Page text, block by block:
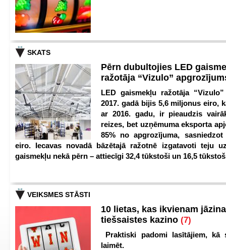
SKATS
Pērn dubultojies LED
ražotāja “Vizulo”
LED gaismekļu ražotāja
2017. gadā bijis 5,6 miljonus eiro,
ar 2016. gadu, ir pieaudzis
reizes, bet uzņēmuma eksporta
85% no apgrozījuma,
eiro. Iecavas novadā bāzētajā ražotnē izgatavoti teju
gaismekļu nekā pērn – attiecīgi 32,4 tūkstoši un 16,5
VEIKSMES STĀSTI
10 lietas, kas ikvienam
tiešsaistes kazino (7)
Praktiski padomi lasītājiem, kā
laimēt.